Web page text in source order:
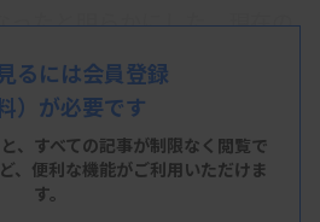
ったと明らかにした。現在の
降、7万人を超えたのは初め
、19年の計1万6845人で、今
る。
週間に報告された患者数は
るには会員登録
）が必要です
、すべての記事が制限なく閲覧で
、便利な機能がご利用いただけま
す。